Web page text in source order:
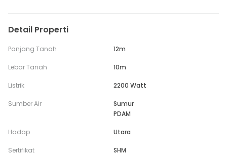
Detail Properti
Panjang Tanah 12m
Lebar Tanah 10m
Listrik 2200 Watt
Sumber Air
Sumur
PDAM
Hadap Utara
Sertifikat SHM